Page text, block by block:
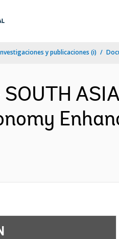
y publicaciones (i)